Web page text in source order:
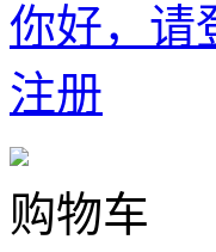
你好，请
注册
购物车